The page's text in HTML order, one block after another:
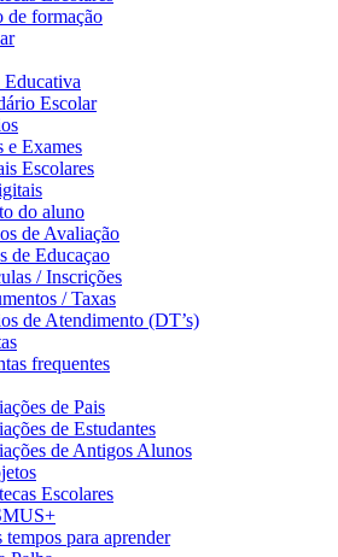
de formação
Educativa
Escolar
e Exames
Escolares
do aluno
de Avaliação
de Educaçao
/ Inscrições
/ Taxas
de Atendimento (DT’s)
frequentes
de Pais
de Estudantes
de Antigos Alunos
Escolares
tempos para aprender